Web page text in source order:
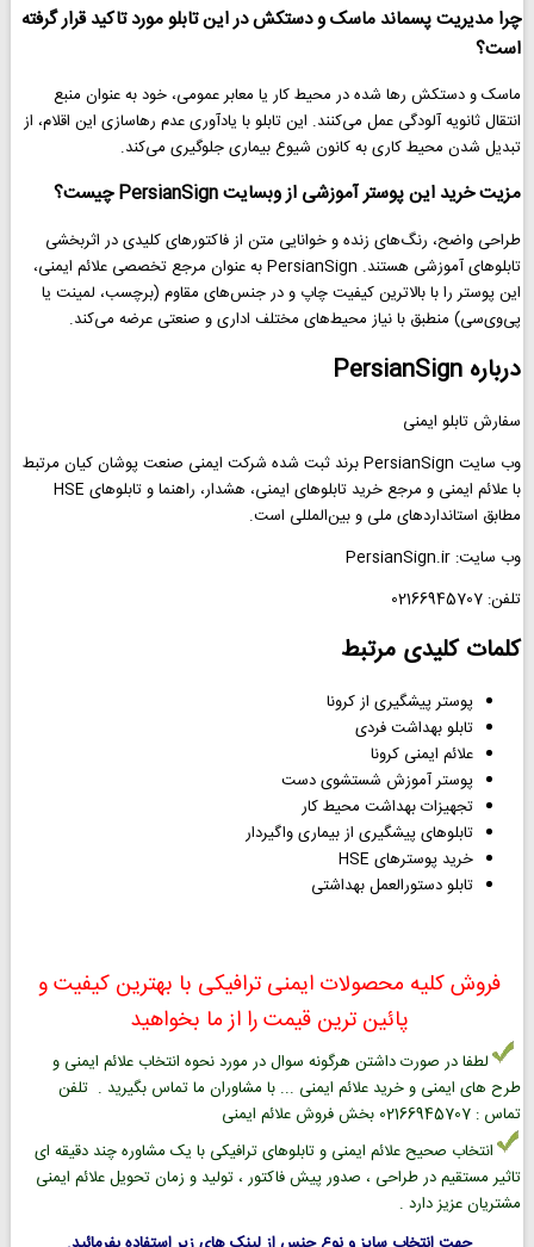
چرا مدیریت پسماند ماسک و دستکش در این تابلو مورد تاکید قرار گرفته
است؟
ماسک و دستکش رها شده در محیط کار یا معابر عمومی، خود به عنوان منبع
انتقال ثانویه آلودگی عمل می‌کنند. این تابلو با یادآوری عدم رهاسازی این اقلام، از
تبدیل شدن محیط کاری به کانون شیوع بیماری جلوگیری می‌کند.
مزیت خرید این پوستر آموزشی از وبسایت PersianSign چیست؟
طراحی واضح، رنگ‌های زنده و خوانایی متن از فاکتورهای کلیدی در اثربخشی
تابلوهای آموزشی هستند. PersianSign به عنوان مرجع تخصصی علائم ایمنی،
این پوستر را با بالاترین کیفیت چاپ و در جنس‌های مقاوم (برچسب، لمینت یا
پی‌وی‌سی) منطبق با نیاز محیط‌های مختلف اداری و صنعتی عرضه می‌کند.
درباره PersianSign
سفارش تابلو ایمنی
وب سایت PersianSign برند ثبت شده شرکت ایمنی صنعت پوشان کیان مرتبط
با علائم ایمنی و مرجع خرید تابلوهای ایمنی، هشدار، راهنما و تابلوهای HSE
مطابق استانداردهای ملی و بین‌المللی است.
وب سایت: PersianSign.ir
تلفن: 02166945707
کلمات کلیدی مرتبط
پوستر پیشگیری از کرونا
تابلو بهداشت فردی
علائم ایمنی کرونا
پوستر آموزش شستشوی دست
تجهیزات بهداشت محیط کار
تابلوهای پیشگیری از بیماری واگیردار
خرید پوسترهای HSE
تابلو دستورالعمل بهداشتی
فروش کلیه محصولات ایمنی ترافیکی با بهترین کیفیت و
پائین ترین قیمت را از ما بخواهید
لطفا در صورت داشتن هرگونه سوال در مورد نحوه انتخاب علائم ایمنی و
طرح های ایمنی و خرید علائم ایمنی ... با مشاوران ما تماس بگیرید . تلفن
تماس : 02166945707 بخش فروش علائم ایمنی
انتخاب صحیح علائم ایمنی و تابلوهای ترافیکی با یک مشاوره چند دقیقه ای
تاثیر مستقیم در طراحی ، صدور پیش فاکتور ، تولید و زمان تحویل علائم ایمنی
مشتریان عزیز دارد .